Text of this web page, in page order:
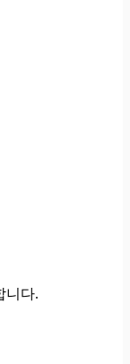
니다.